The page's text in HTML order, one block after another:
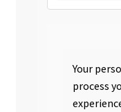
Your
process